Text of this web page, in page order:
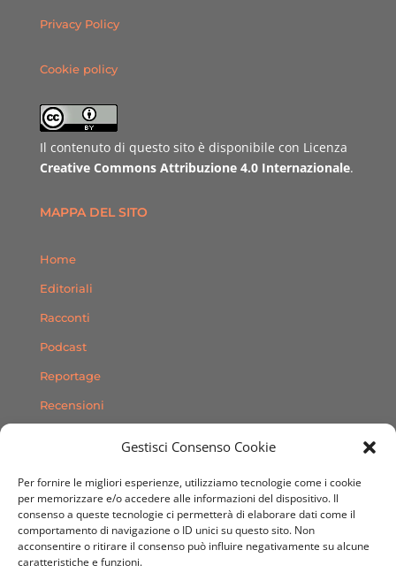
Gestisci Consenso Cookie
Per fornire le migliori esperienze, utilizziamo tecnologie come i cookie
per memorizzare e/o accedere alle informazioni del dispositivo. Il
consenso a queste tecnologie ci permetterà di elaborare dati come il
comportamento di navigazione o ID unici su questo sito. Non
acconsentire o ritirare il consenso può influire negativamente su alcune
caratteristiche e funzioni.
Privacy Policy
Cookie policy
Il contenuto di questo sito è disponibile con Licenza
Creative Commons Attribuzione 4.0 Internazionale.
MAPPA DEL SITO
Home
Editoriali
Racconti
Podcast
Reportage
Recensioni
Contatti
SEGUICI SUI SOCIAL